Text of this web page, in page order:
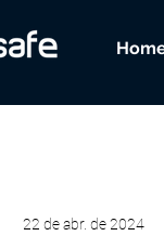
22 de abr. de 2024